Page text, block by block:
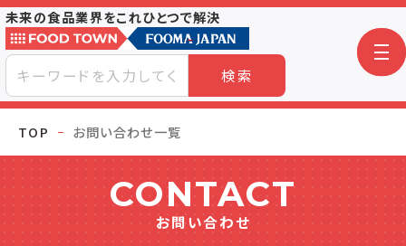
未来の食品業界をこれひとつで解決
検索
TOP お問い合わせ一覧
CONTACT
お問い合わせ